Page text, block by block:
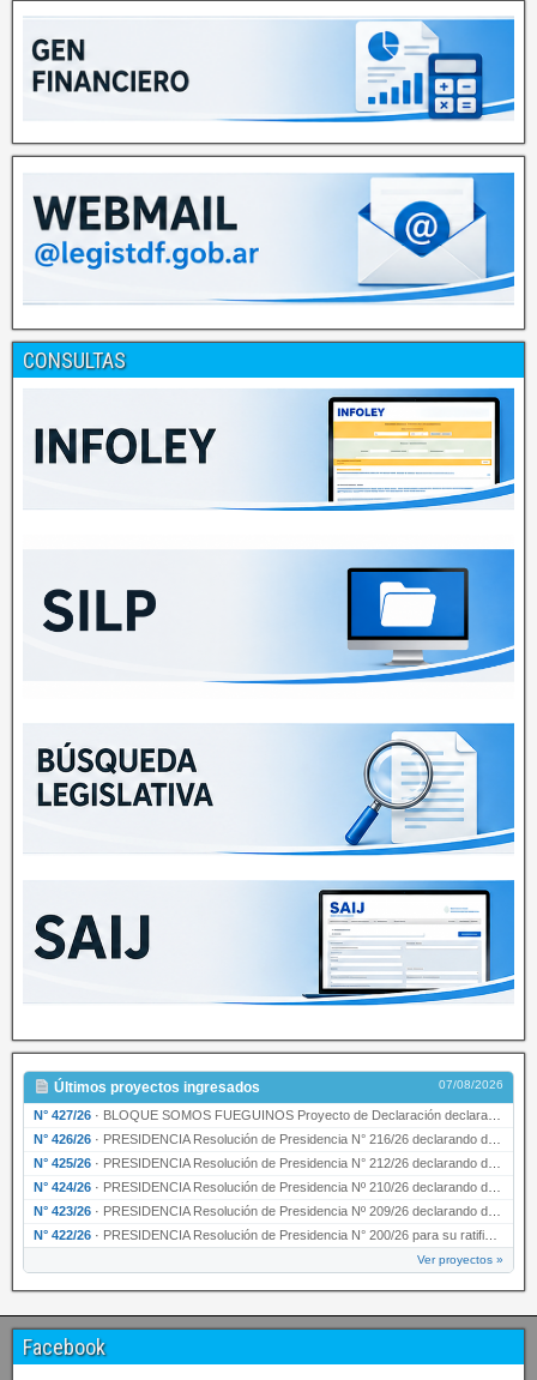
CONSULTAS
Últimos proyectos ingresados 07/08/2026
N° 427/26 · BLOQUE SOMOS FUEGUINOS Proyecto de Declaración declarando de interés provincial PRESIDENCI…
N° 426/26 · PRESIDENCIA Resolución de Presidencia N° 216/26 declarando de interés provincial la labor …
N° 425/26 · PRESIDENCIA Resolución de Presidencia N° 212/26 declarando de interés provincial el “50° A…
N° 424/26 · PRESIDENCIA Resolución de Presidencia Nº 210/26 declarando de interés provincial el proyec…
N° 423/26 · PRESIDENCIA Resolución de Presidencia Nº 209/26 declarando de interés provincial la presen…
N° 422/26 · PRESIDENCIA Resolución de Presidencia N° 200/26 para su ratificación.
Ver proyectos »
Facebook